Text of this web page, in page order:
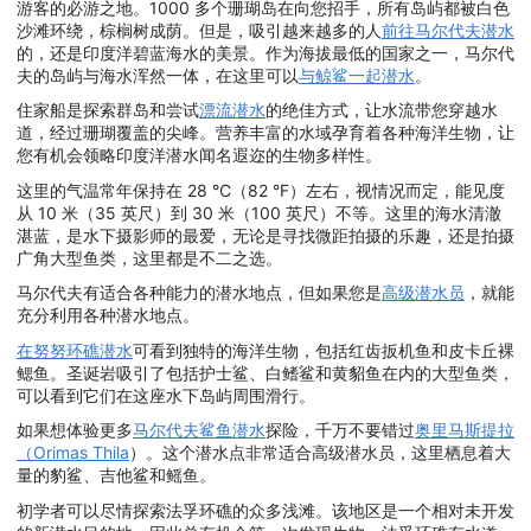
游客的必游之地。1000 多个珊瑚岛在向您招手，所有岛屿都被白色
沙滩环绕，棕榈树成荫。但是，吸引越来越多的人前往马尔代夫潜水
的，还是印度洋碧蓝海水的美景。作为海拔最低的国家之一，马尔代
夫的岛屿与海水浑然一体，在这里可以与鲸鲨一起潜水。
住家船是探索群岛和尝试漂流潜水的绝佳方式，让水流带您穿越水
道，经过珊瑚覆盖的尖峰。营养丰富的水域孕育着各种海洋生物，让
您有机会领略印度洋潜水闻名遐迩的生物多样性。
这里的气温常年保持在 28 °C（82 °F）左右，视情况而定，能见度
从 10 米（35 英尺）到 30 米（100 英尺）不等。这里的海水清澈
湛蓝，是水下摄影师的最爱，无论是寻找微距拍摄的乐趣，还是拍摄
广角大型鱼类，这里都是不二之选。
马尔代夫有适合各种能力的潜水地点，但如果您是高级潜水员 ，就能
充分利用各种潜水地点。
在努努环礁潜水可看到独特的海洋生物，包括红齿扳机鱼和皮卡丘裸
鳃鱼。圣诞岩吸引了包括护士鲨、白鳍鲨和黄貂鱼在内的大型鱼类，
可以看到它们在这座水下岛屿周围滑行。
如果想体验更多马尔代夫鲨鱼潜水探险，千万不要错过奥里马斯提拉
（Orimas Thila）。这个潜水点非常适合高级潜水员，这里栖息着大
量的豹鲨、吉他鲨和鳐鱼。
初学者可以尽情探索法孚环礁的众多浅滩。该地区是一个相对未开发